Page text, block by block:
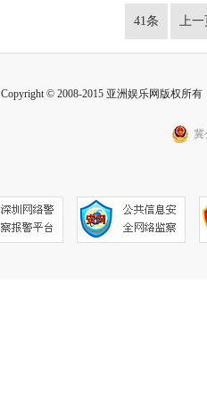
41条 上一
Copyright © 2008-2015 亚洲娱乐网版权所
冀